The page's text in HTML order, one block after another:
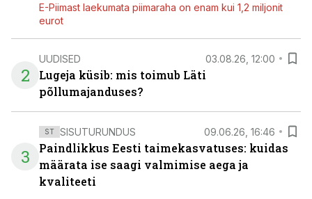
E-Piimast laekumata piimaraha on enam kui 1,2 miljonit
eurot
2
UUDISED 03.08.26, 12:00
Lugeja küsib: mis toimub Läti
põllumajanduses?
3
ST SISUTURUNDUS 09.06.26, 16:46
Paindlikkus Eesti taimekasvatuses: kuidas
määrata ise saagi valmimise aega ja
kvaliteeti